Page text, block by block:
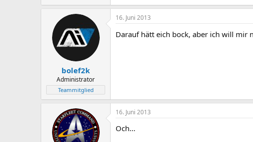
bolef2k
Administrator
Teammitglied
16. Juni 2013
Darauf hätt eich bock, aber ich will mir
16. Juni 2013
Och...